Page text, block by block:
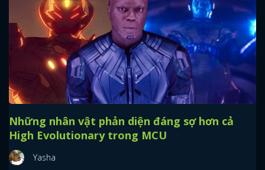
Những nhân vật phản diện đáng sợ hơn cả
High Evolutionary trong MCU
Yasha